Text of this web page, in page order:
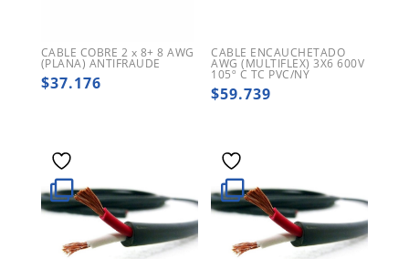
CABLE COBRE 2 x 8+ 8 AWG
(PLANA) ANTIFRAUDE
$37.176
CABLE ENCAUCHETADO
AWG (MULTIFLEX) 3X6 600V
105º C TC PVC/NY
$59.739